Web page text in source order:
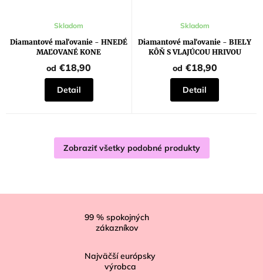
Diamantové maľovanie - HNEDÉ
MAĽOVANÉ KONE
Skladom
od €18,90
Detail
Diamantové maľovanie - BIELY
KÔŇ S VLAJÚCOU HRIVOU
Skladom
od €18,90
Detail
Zobraziť všetky podobné produkty
99 % spokojných
zákazníkov
Najväčší európsky
výrobca